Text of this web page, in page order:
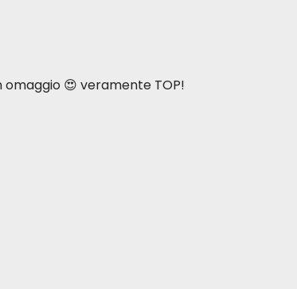
😍 veramente TOP!